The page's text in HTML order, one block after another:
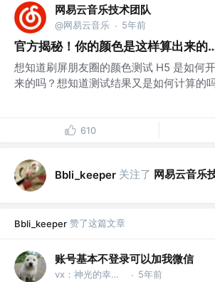
网易云音乐技术团队
@网易云音乐 · 5年前
官方揭秘！你的颜色是这样算出来
想知道刷屏朋友圈的颜色测试 H5 是如何
来的吗？想知道测试结果又是如何计算的
610
Bbli_keeper 关注了 网易云音乐
Bbli_keeper 赞了这篇文章
账号基本不登录可以加我微信
vx：神光的幸福生活 · 5年前